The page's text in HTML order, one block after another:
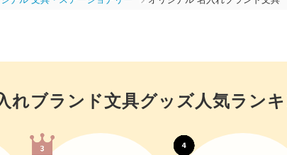
れブランド文具グッズ人気ラン